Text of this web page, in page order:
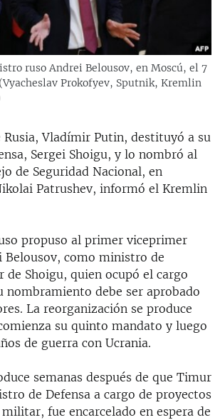
LA VIVIENDA EN CUBA
RUSA EN AMÉRICA LATINA
A UCRANIA
ruso Andrei Belousov, en Moscú, el 7
Prokofyev, Sputnik, Kremlin
Rusia, Vladímir Putin, destituyó a su
Sergei Shoigu, y lo nombró al
de Seguridad Nacional, en
Patrushev, informó el Kremlin
propuso al primer viceprimer
como ministro de
de Shoigu, quien ocupó el cargo
nombramiento debe ser aprobado
La reorganización se produce
su quinto mandato y luego
de guerra con Ucrania.
semanas después de que Timur
de Defensa a cargo de proyectos
fue encarcelado en espera de